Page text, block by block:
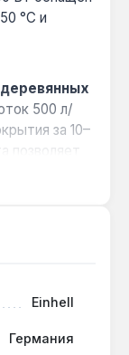
°C и
500 л/
за 10–
позволяет
основы.
Einhell
Германия